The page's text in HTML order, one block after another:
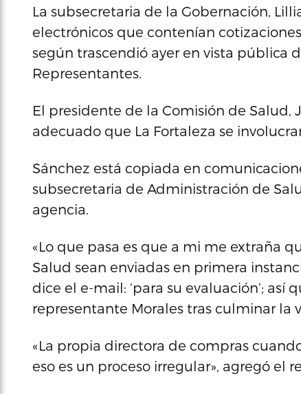
La subsecretaria de la Gobernación,
electrónicos que contenían
según trascendió ayer en vista pública
Representantes.
El presidente de la Comisión de Salud,
adecuado que La Fortaleza se
Sánchez está copiada en
subsecretaria de Administración de
agencia.
«Lo que pasa es que a mi me extraña
Salud sean enviadas en primera
dice el e-mail: ‘para su evaluación’;
representante Morales tras culminar la
«La propia directora de compras
eso es un proceso irregular», agregó el